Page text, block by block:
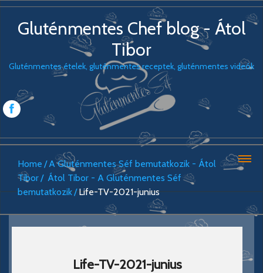
Gluténmentes Chef blog - Átol
Tibor
Gluténmentes ételek, gluténmentes receptek, gluténmentes videók
Home
A Gluténmentes Séf bemutatkozik - Átol
Tibor
Átol Tibor - A Gluténmentes Séf
bemutatkozik Life-TV-2021-junius
Life-TV-2021-junius